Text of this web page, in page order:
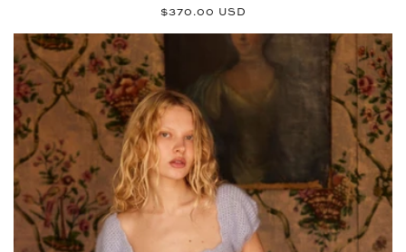
Normaler
$370.00 USD